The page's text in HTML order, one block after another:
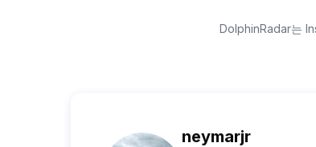
DolphinRadar는
neymarjr